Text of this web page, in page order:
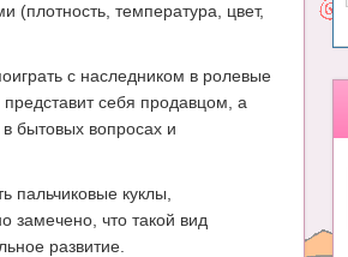
(плотность, температура, цвет,
с наследником в ролевые
себя продавцом, а
бытовых вопросах и
пальчиковые куклы,
замечено, что такой вид
развитие.